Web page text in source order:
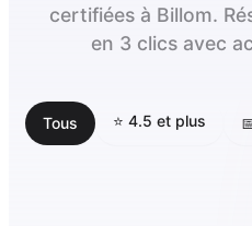
certifiées à Billom.
en 3 clics avec
Tous ⭐ 4.5 et plus